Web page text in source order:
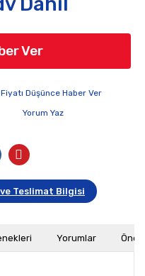
Ver
Fiyatı Düşünce Haber Ver
Yorum Yaz
Teslimat Bilgisi
Yorumlar